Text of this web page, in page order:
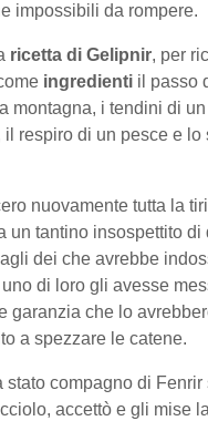
impossibili da rompere.
ricetta di Gelipnir, per
ingredienti il passo
montagna, i tendini di
il respiro di un pesce e lo
nuovamente tutta la
un tantino insospettito di
dei che avrebbe
di loro gli avesse
garanzia che lo
a spezzare le catene.
stato compagno di Fenrir
accettò e gli mise